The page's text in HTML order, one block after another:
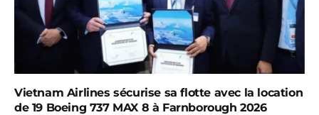
Vietnam Airlines sécurise sa flotte avec la location
de 19 Boeing 737 MAX 8 à Farnborough 2026